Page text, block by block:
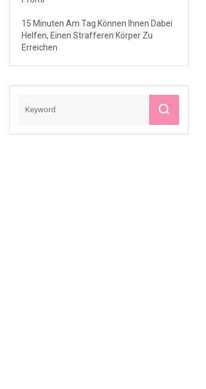
15 Minuten Am Tag Können Ihnen Dabei
Helfen, Einen Strafferen Körper Zu
Erreichen